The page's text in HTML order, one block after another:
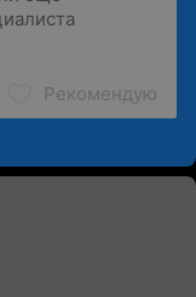
Рекомендую